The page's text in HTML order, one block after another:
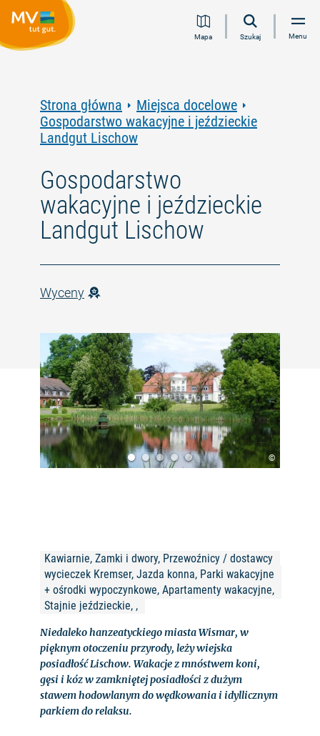
Przejdź
Przejdź
Przejdź
Przejdź
Mapa Szukaj Menu
Strona główna
Miejsca docelowe
Gospodarstwo wakacyjne i jeździeckie
Landgut Lischow
Gospodarstwo
wakacyjne i jeździeckie
Landgut Lischow
Wyceny
©
Kawiarnie, Zamki i dwory, Przewoźnicy / dostawcy
wycieczek Kremser, Jazda konna, Parki wakacyjne
+ ośrodki wypoczynkowe, Apartamenty wakacyjne,
Stajnie jeździeckie, ,
Niedaleko hanzeatyckiego miasta Wismar, w
pięknym otoczeniu przyrody, leży wiejska
posiadłość Lischow. Wakacje z mnóstwem koni,
gęsi i kóz w zamkniętej posiadłości z dużym
stawem hodowlanym do wędkowania i idyllicznym
parkiem do relaksu.